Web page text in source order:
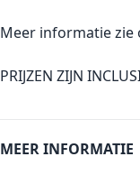
Meer informatie zie
PRIJZEN ZIJN
MEER INFORMATIE